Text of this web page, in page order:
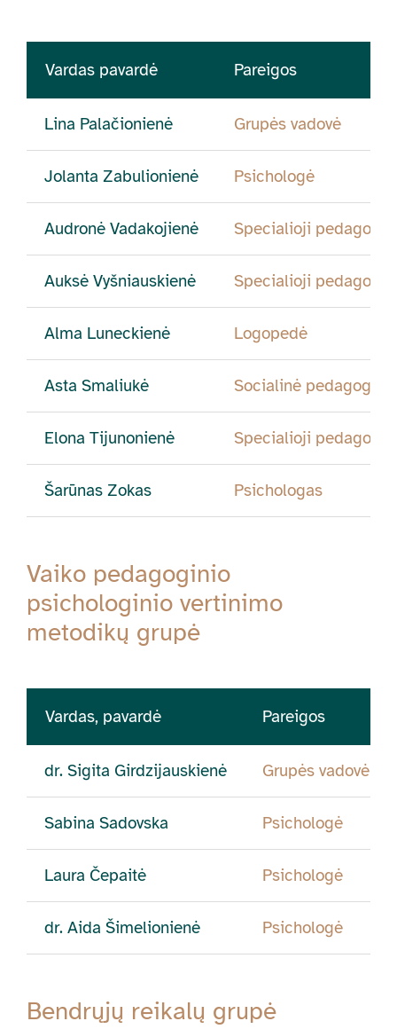
Vardas pavardė Pareigos
Lina Palačionienė Grupės vadovė
Jolanta Zabulionienė Psichologė
Audronė Vadakojienė Specialioji pedagogė
Auksė Vyšniauskienė Specialioji pedagogė
Alma Luneckienė Logopedė
Asta Smaliukė Socialinė pedagogė
Elona Tijunonienė Specialioji pedagogė
Šarūnas Zokas Psichologas
Vaiko pedagoginio
psichologinio vertinimo
metodikų grupė
Vardas, pavardė Pareigos
dr. Sigita Girdzijauskienė Grupės vadovė
Sabina Sadovska Psichologė
Laura Čepaitė Psichologė
dr. Aida Šimelionienė Psichologė
Bendrųjų reikalų grupė